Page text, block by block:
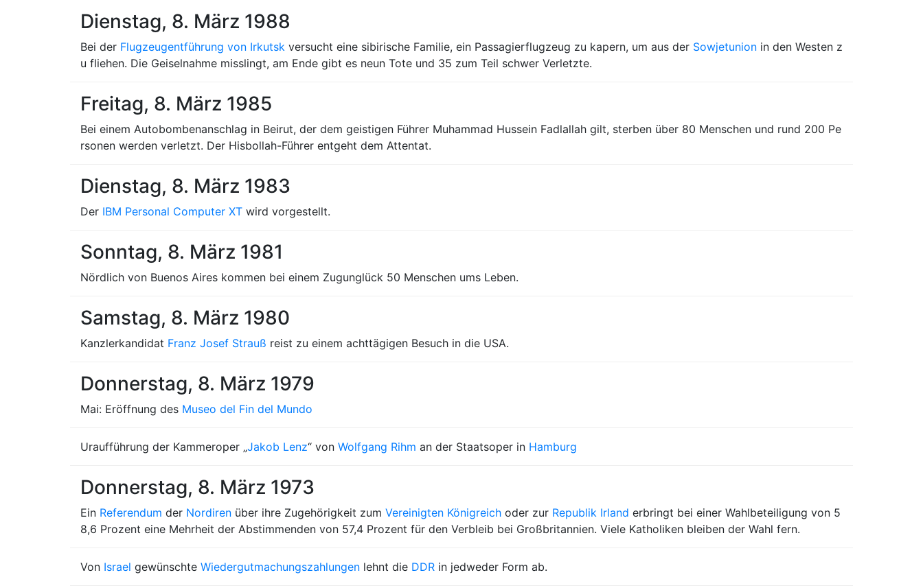
Dienstag, 8. März 1988
Bei der Flugzeugentführung von Irkutsk versucht eine sibirische Familie, ein Passagierflugzeug zu kapern, um aus der Sowjetunion in den Westen z
u fliehen. Die Geiselnahme misslingt, am Ende gibt es neun Tote und 35 zum Teil schwer Verletzte.
Freitag, 8. März 1985
Bei einem Autobombenanschlag in Beirut, der dem geistigen Führer Muhammad Hussein Fadlallah gilt, sterben über 80 Menschen und rund 200 Pe
rsonen werden verletzt. Der Hisbollah-Führer entgeht dem Attentat.
Dienstag, 8. März 1983
Der IBM Personal Computer XT wird vorgestellt.
Sonntag, 8. März 1981
Nördlich von Buenos Aires kommen bei einem Zugunglück 50 Menschen ums Leben.
Samstag, 8. März 1980
Kanzlerkandidat Franz Josef Strauß reist zu einem achttägigen Besuch in die USA.
Donnerstag, 8. März 1979
Mai: Eröffnung des Museo del Fin del Mundo
Uraufführung der Kammeroper „Jakob Lenz“ von Wolfgang Rihm an der Staatsoper in Hamburg
Donnerstag, 8. März 1973
Ein Referendum der Nordiren über ihre Zugehörigkeit zum Vereinigten Königreich oder zur Republik Irland erbringt bei einer Wahlbeteiligung von 5
8,6 Prozent eine Mehrheit der Abstimmenden von 57,4 Prozent für den Verbleib bei Großbritannien. Viele Katholiken bleiben der Wahl fern.
Von Israel gewünschte Wiedergutmachungszahlungen lehnt die DDR in jedweder Form ab.